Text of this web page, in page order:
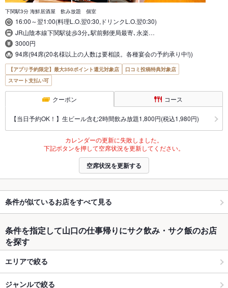
下関駅3分 海鮮居酒屋 飲み放題 個室
16:00～翌1:00(料理L.O.翌0:30,ドリンクL.O.翌0:30)
JR山陰本線下関駅徒歩3分｡駅前郵便局最寄､永楽…
3000円
94席(94席(20名様以上の人数は要相談。各種宴会の予約承り中!))
【アプリ予約限定】最大350ポイント還元対象店
口コミ投稿特典対象店
スマート支払い可
クーポン コース
【当日予約OK！】生ビール含む2時間飲み放題1,800円(税込1,980円)
カレンダーの更新に失敗しました。
下記ボタンを押して空席状況を更新してください。
空席状況を更新する
条件が似ているお店をすべて見る
条件を指定して山口の仕事帰りにサク飲み・サク飯のお店
を探す
エリアで絞る
ジャンルで絞る